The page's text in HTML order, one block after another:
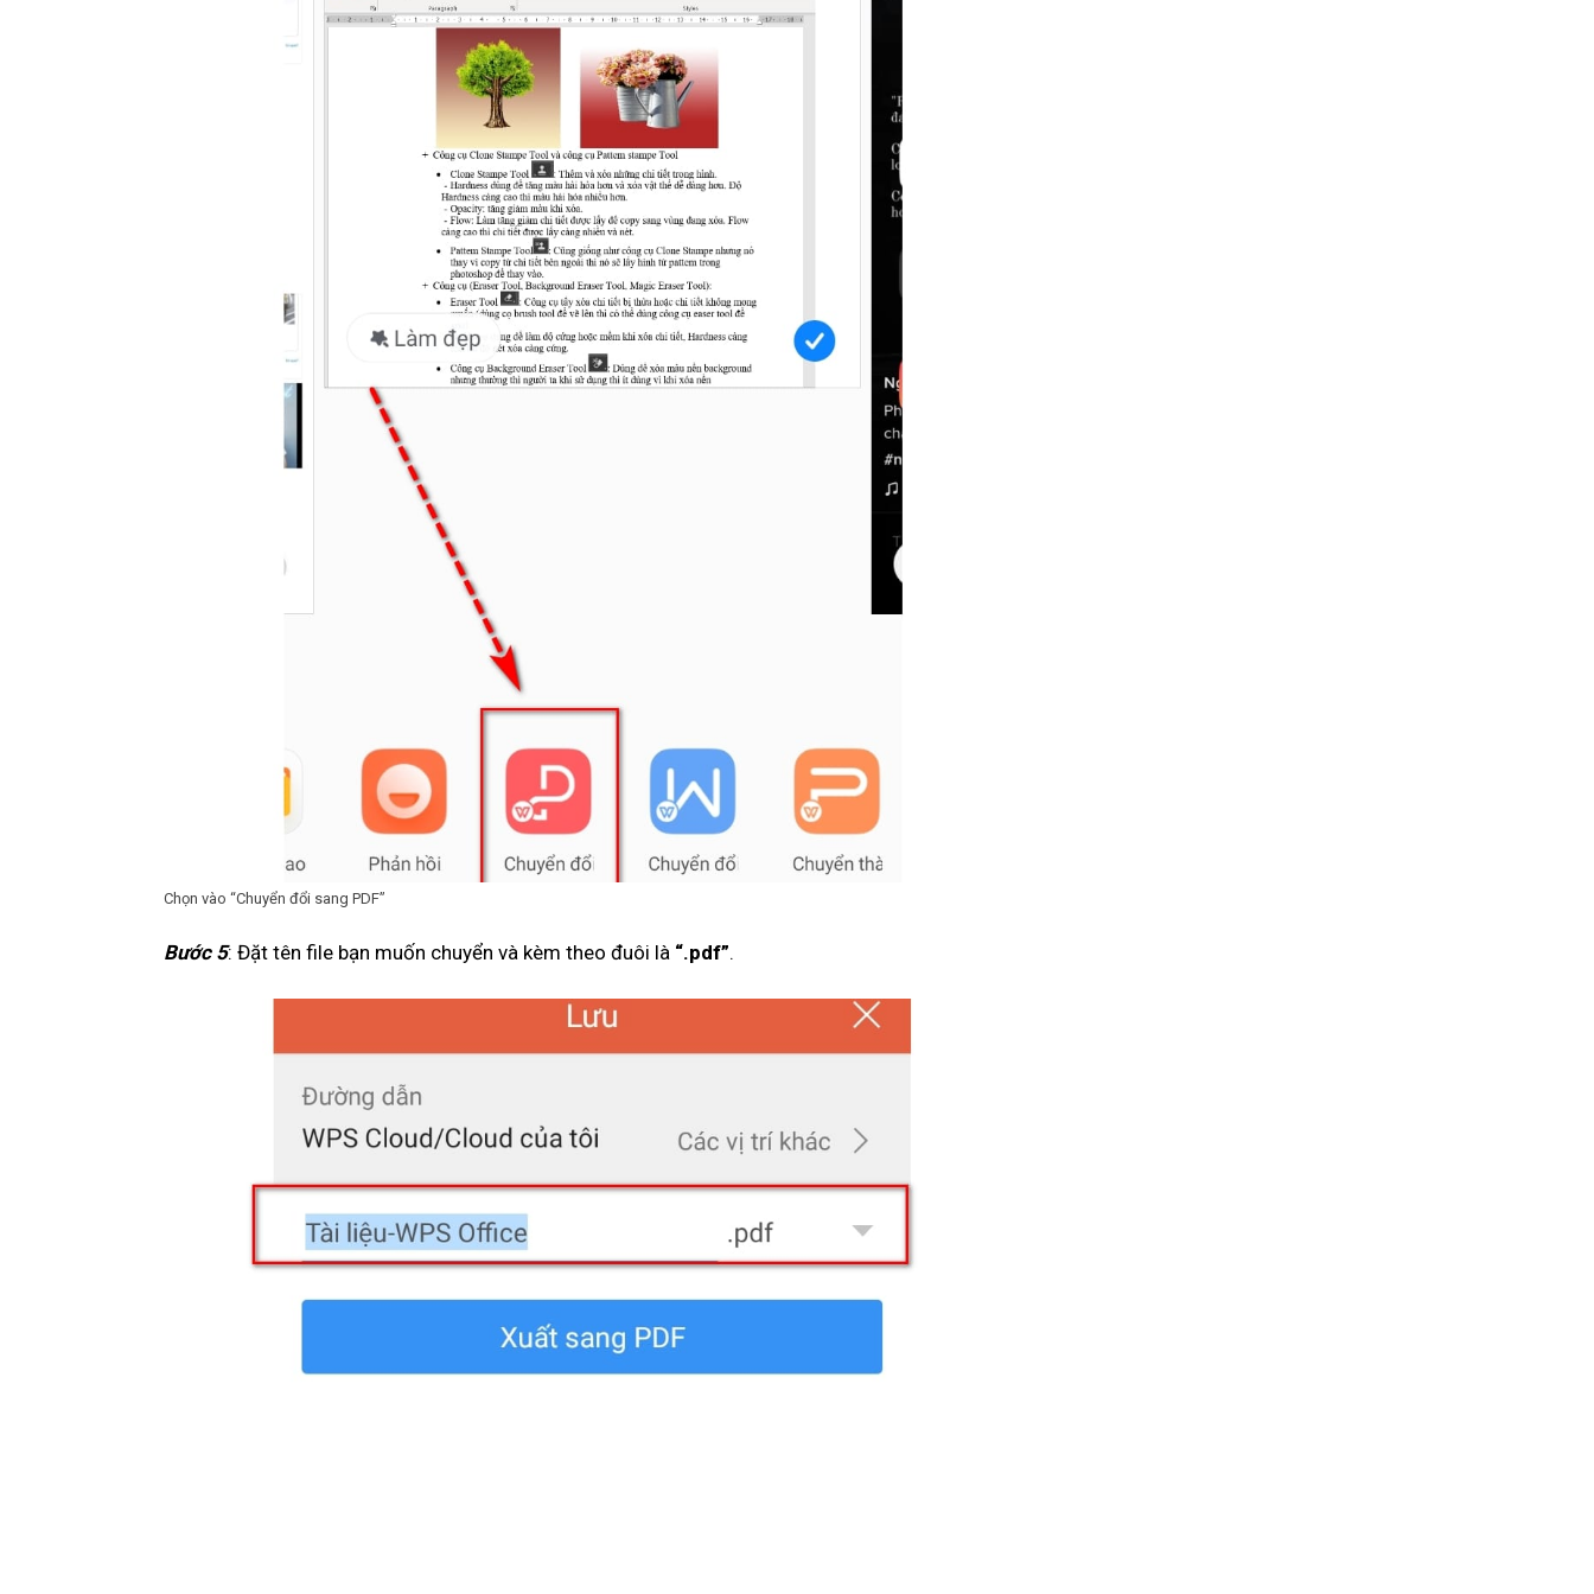
Chọn vào “Chuyển đổi sang PDF”
Bước 5: Đặt tên file bạn muốn chuyển và kèm theo đuôi là “.pdf”.